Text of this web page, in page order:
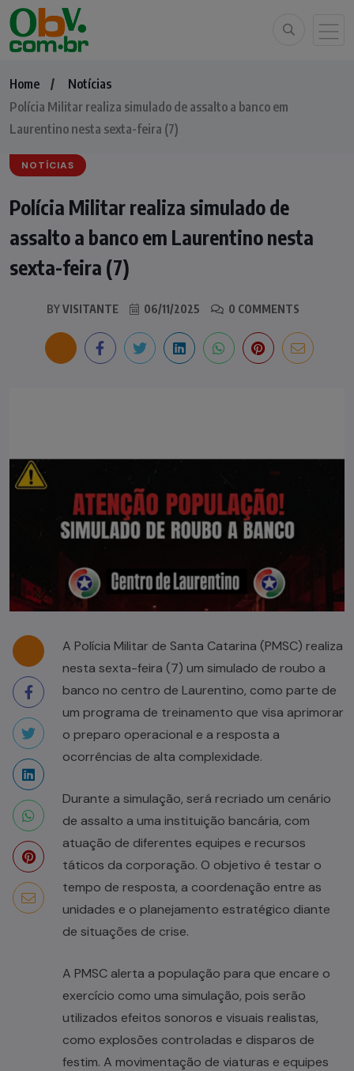
Home
Notícias
Polícia Militar realiza simulado de assalto a banco em
Laurentino nesta sexta-feira (7)
NOTÍCIAS
Polícia Militar realiza simulado de
assalto a banco em Laurentino nesta
sexta-feira (7)
BYVISITANTE 06/11/2025 0 COMMENTS
A Polícia Militar de Santa Catarina (PMSC) realiza
nesta sexta-feira (7) um simulado de roubo a
banco no centro de Laurentino, como parte de
um programa de treinamento que visa aprimorar
o preparo operacional e a resposta a
ocorrências de alta complexidade.
Durante a simulação, será recriado um cenário
de assalto a uma instituição bancária, com
atuação de diferentes equipes e recursos
táticos da corporação. O objetivo é testar o
tempo de resposta, a coordenação entre as
unidades e o planejamento estratégico diante
de situações de crise.
A PMSC alerta a população para que encare o
exercício como uma simulação, pois serão
utilizados efeitos sonoros e visuais realistas,
como explosões controladas e disparos de
festim. A movimentação de viaturas e equipes